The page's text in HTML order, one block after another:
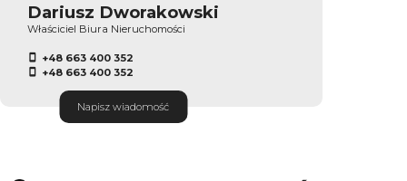
Dariusz Dworakowski
Właściciel Biura Nieruchomości
+48 663 400 352
+48 663 400 352
Napisz wiadomość